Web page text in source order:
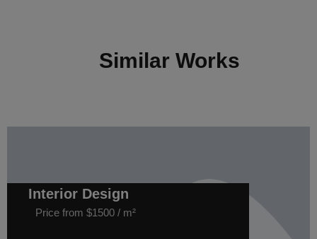
Similar Works
Interior Design
Price from $1500 / m²